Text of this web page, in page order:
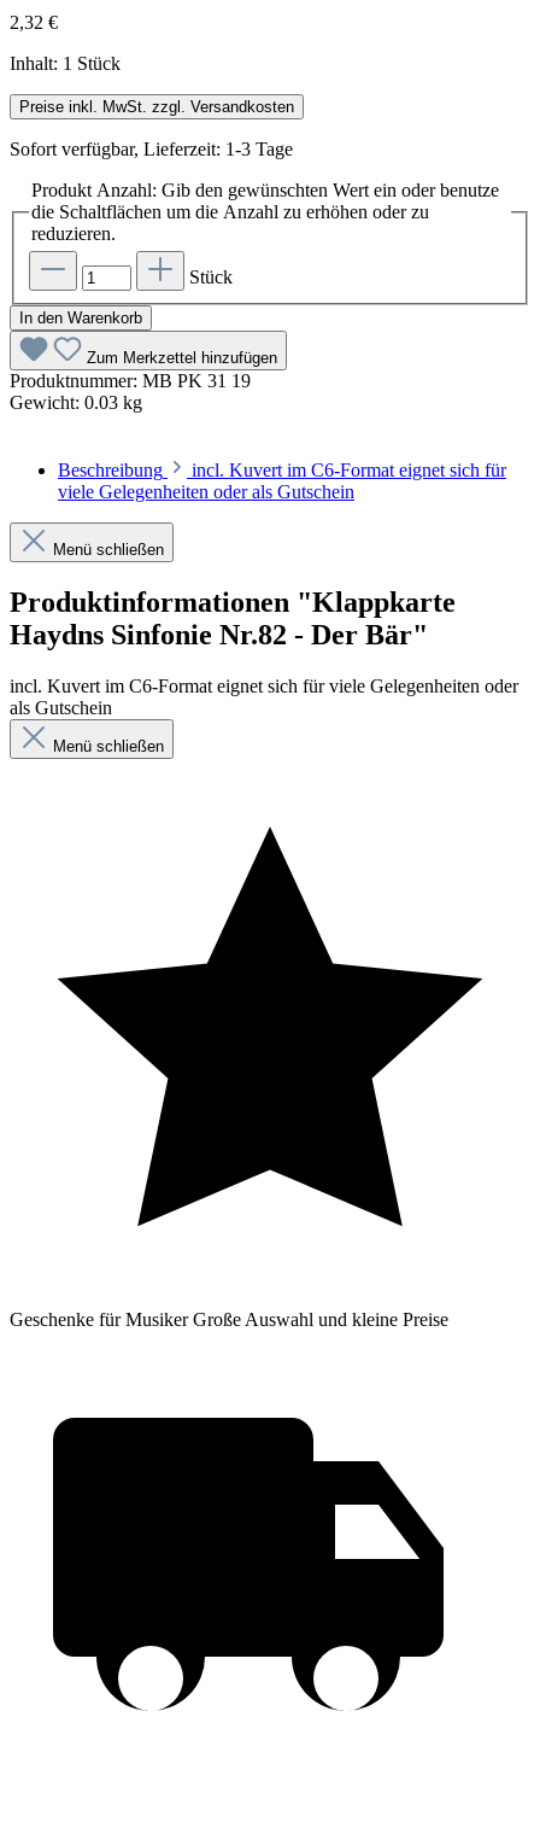
2,32 €
Inhalt: 1 Stück
Preise inkl. MwSt. zzgl. Versandkosten
Sofort verfügbar, Lieferzeit: 1-3 Tage
Produkt Anzahl: Gib den gewünschten Wert ein oder benutze
die Schaltflächen um die Anzahl zu erhöhen oder zu
reduzieren.
Stück
In den Warenkorb
Zum Merkzettel hinzufügen
Produktnummer: MB PK 31 19
Gewicht: 0.03 kg
Beschreibung
incl. Kuvert im C6-Format eignet sich für
viele Gelegenheiten oder als Gutschein
Menü schließen
Produktinformationen "Klappkarte
Haydns Sinfonie Nr.82 - Der Bär"
incl. Kuvert im C6-Format eignet sich für viele Gelegenheiten oder
als Gutschein
Menü schließen
Geschenke für Musiker Große Auswahl und kleine Preise